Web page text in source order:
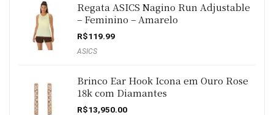
Regata ASICS Nagino Run Adjustable
– Feminino – Amarelo
R$119.99
ASICS
Brinco Ear Hook Icona em Ouro Rose
18k com Diamantes
R$13,950.00